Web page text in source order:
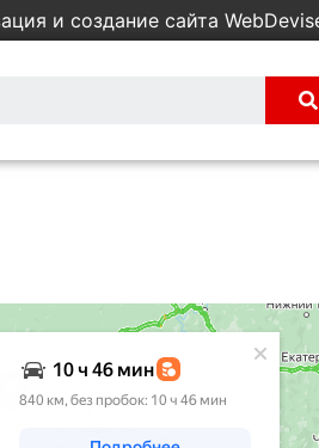
и создание сайта